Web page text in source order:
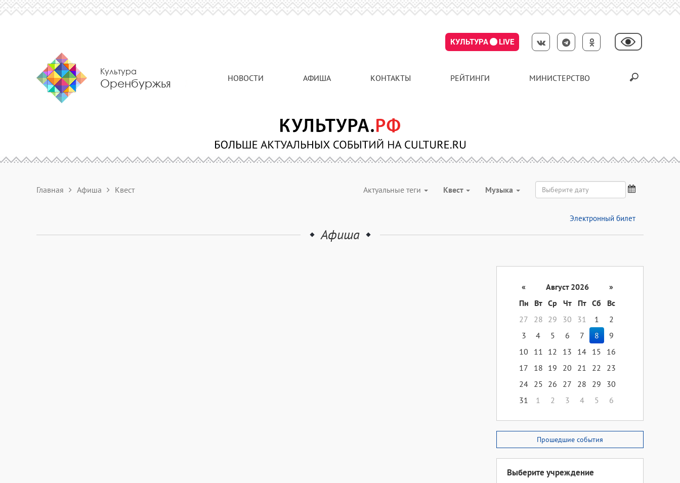
КУЛЬТУРА LIVE
Культура
Оренбуржья НОВОСТИ АФИША КОНТАКТЫ РЕЙТИНГИ МИНИСТЕРСТВО
Главная Афиша Квест Актуальные теги Квест Музыка
Электронный билет
Афиша
« Август 2026
»
Пн
Вт Ср Чт Пт Сб
Вс
27
28 29 30 31 1
2
3
4 5 6 7 8
9
10
11 12 13 14 15
16
17
18 19 20 21 22
23
24 25 26 27 28 29
30
31
1 2 3 4 5 6
Прошедшие события
Выберите учреждение